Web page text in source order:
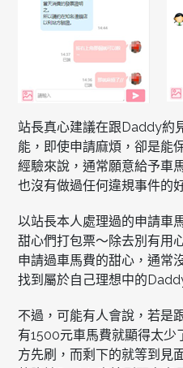
站長真心建議在跟Daddy約
能，即使申請麻煩，卻是能
經驗來說，通常願意給予車
也沒有做過任何違規事件的
以站長本人處理過的申請車
甜心們打包票～除去別有用
申請過車馬費的甜心，通常
找到屬於自己理想中的
不過，可能有人會說，若是
有1500元車馬費就顯得太少
方先刷，而剩下的就等到見